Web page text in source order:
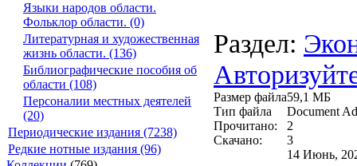
Языки народов области.
Фольклор области. (0)
Литературная и художественная
жизнь области. (136)
Библиографические пособия об
области (108)
Персоналии местных деятелей
(20)
Периодические издания (7238)
Редкие нотные издания (96)
Раздел:
Размер файла59,1 МБ
Тип файла
Document
Прочитано:
2
Скачано:
3
14 Июнь,